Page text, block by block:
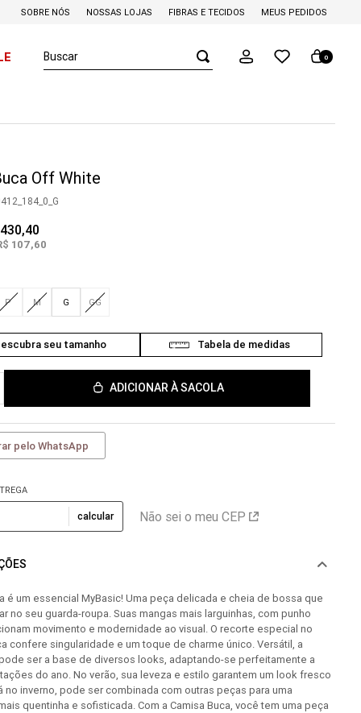
SOBRE NÓS NOSSAS LOJAS FIBRAS E TECIDOS MEUS PEDIDOS
Buscar 0
Off White
430,40
107,60
P M G GG
ADICIONAR À SACOLA
pelo WhatsApp
calcular Não sei o meu CEP
é um essencial MyBasic! Uma peça delicada e cheia de bossa que
no seu guarda-roupa. Suas mangas mais larguinhas, com punho
movimento e modernidade ao visual. O recorte especial no
confere singularidade e um toque de charme único. Versátil, a
ser a base de diversos looks, adaptando-se perfeitamente a
do ano. No verão, sua leveza e estilo garantem um look fresco
no inverno, pode ser combinada com outras peças para uma
quentinha e sofisticada. Com a Camisa Buca, você tem uma peça